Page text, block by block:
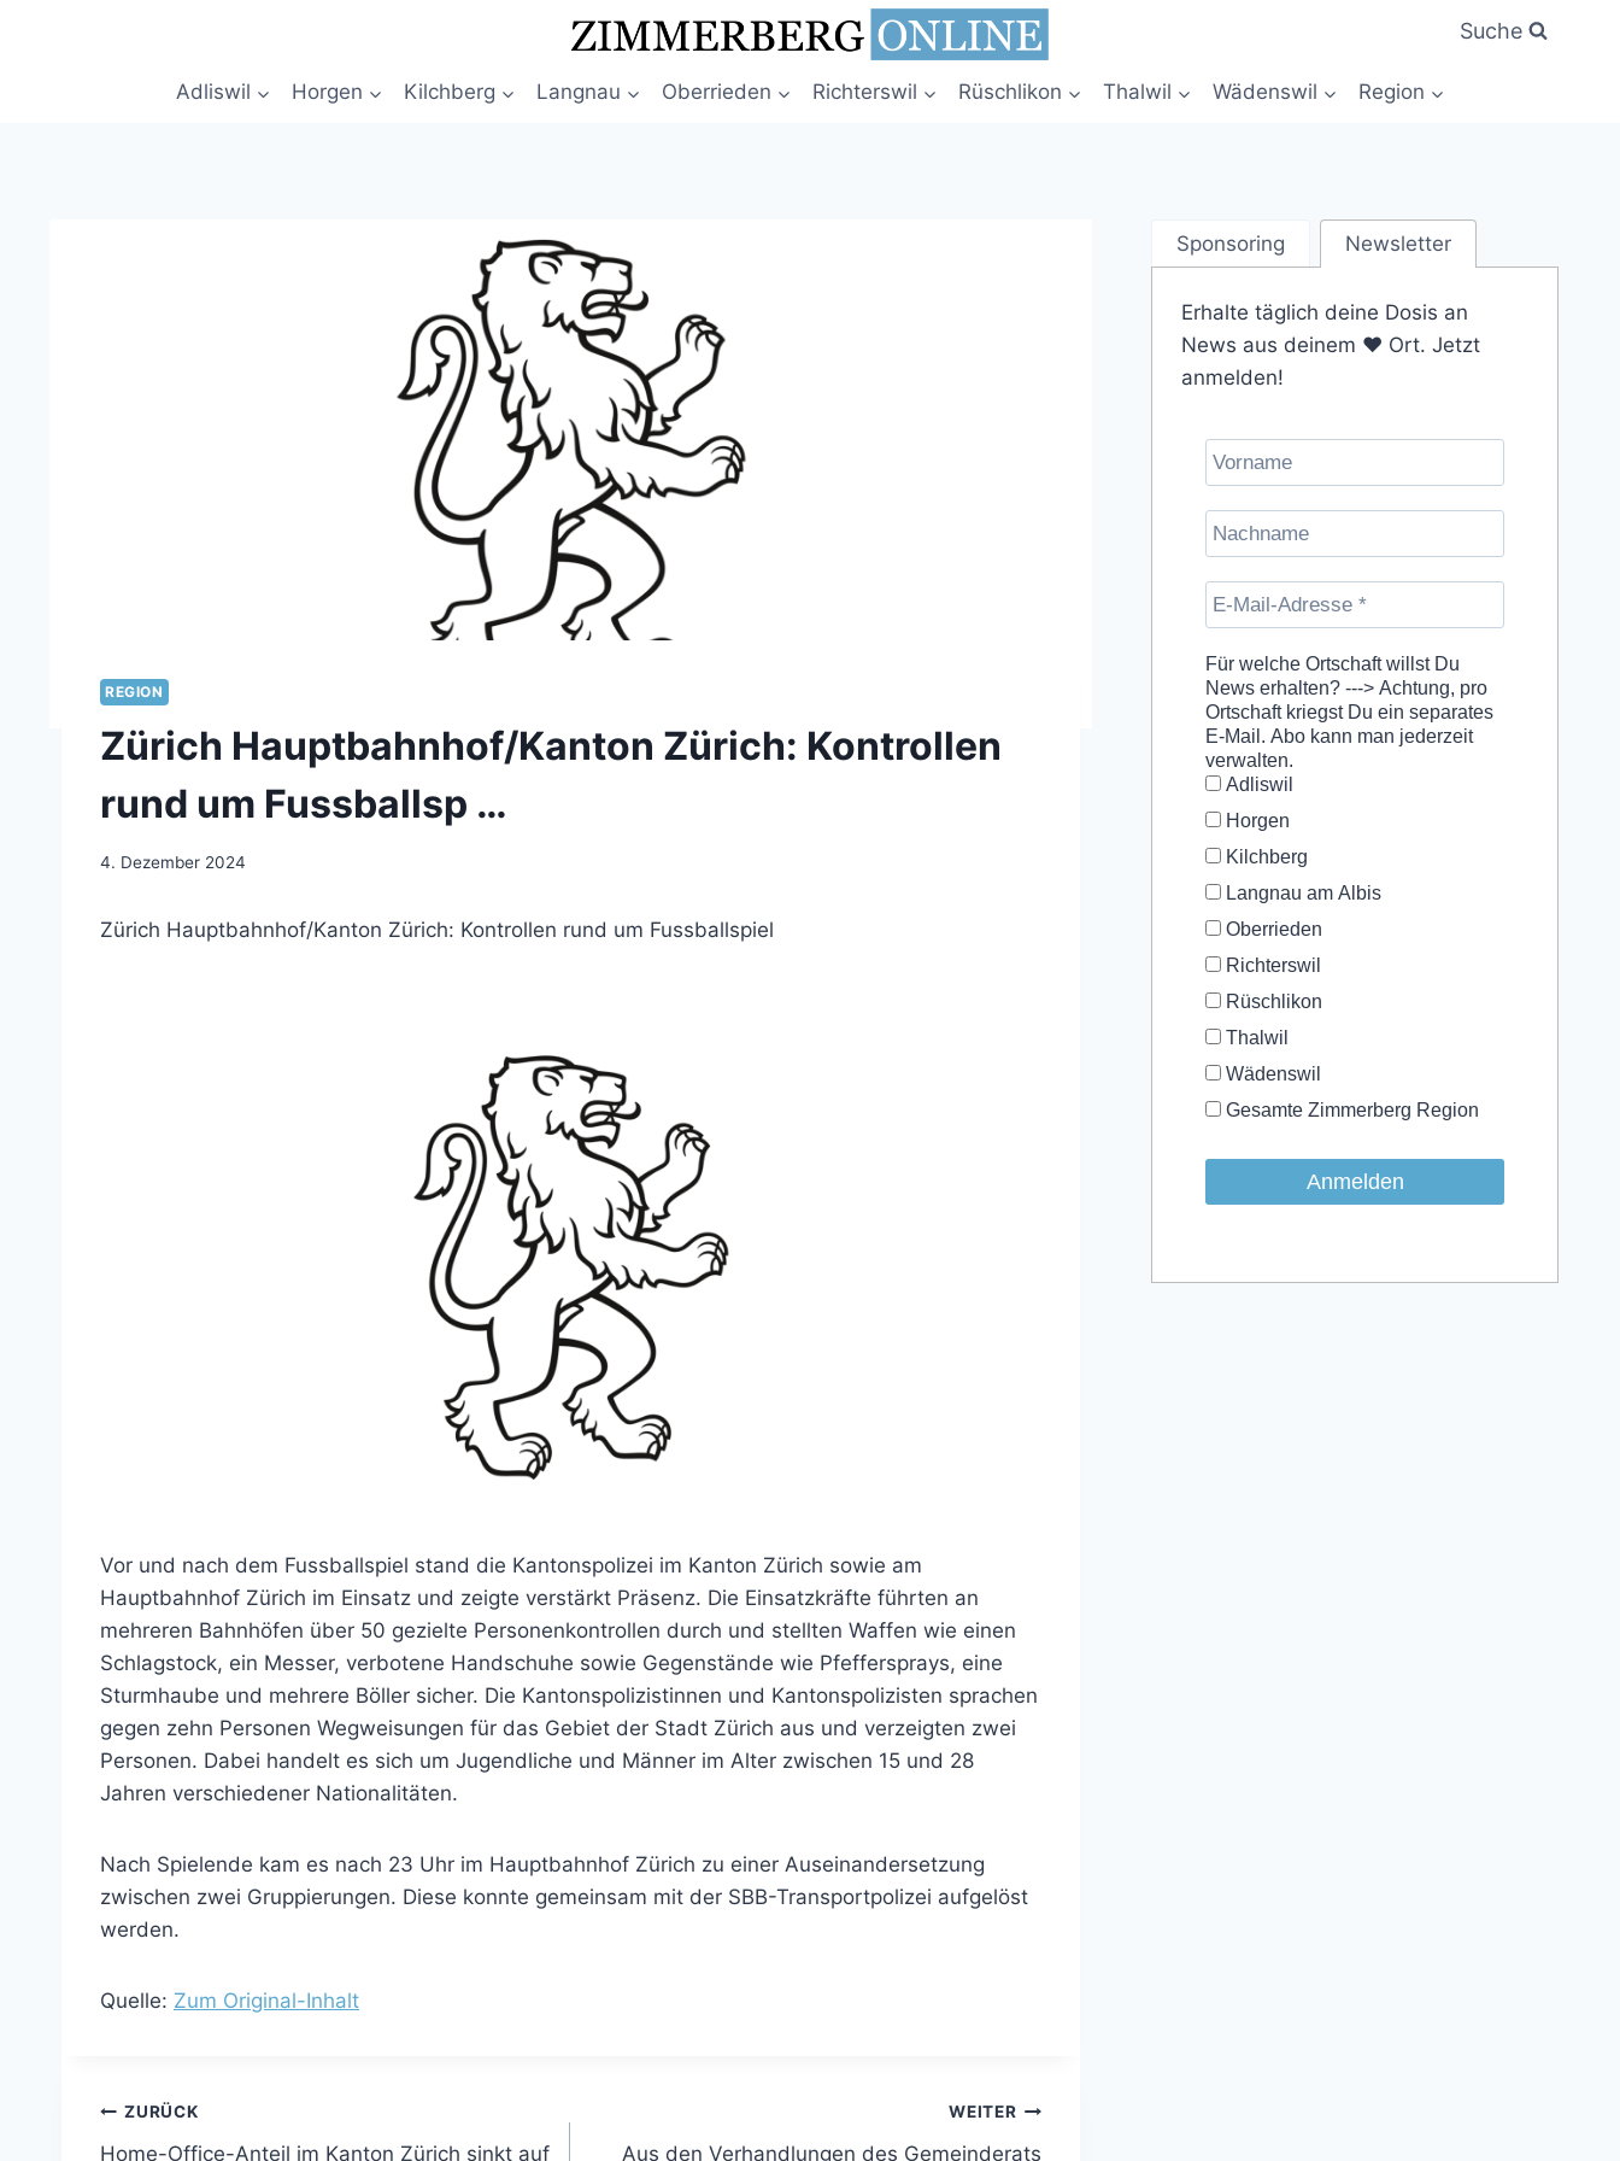
Suche
Adliswil Horgen Kilchberg Langnau Oberrieden Richterswil Rüschlikon Thalwil Wädenswil Region
REGION
Zürich Hauptbahnhof/Kanton Zürich: Kontrollen
rund um Fussballsp …
4. Dezember 2024
Zürich Hauptbahnhof/Kanton Zürich: Kontrollen rund um Fussballspiel
Vor und nach dem Fussballspiel stand die Kantonspolizei im Kanton Zürich sowie am
Hauptbahnhof Zürich im Einsatz und zeigte verstärkt Präsenz. Die Einsatzkräfte führten an
mehreren Bahnhöfen über 50 gezielte Personenkontrollen durch und stellten Waffen wie einen
Schlagstock, ein Messer, verbotene Handschuhe sowie Gegenstände wie Pfeffersprays, eine
Sturmhaube und mehrere Böller sicher. Die Kantonspolizistinnen und Kantonspolizisten sprachen
gegen zehn Personen Wegweisungen für das Gebiet der Stadt Zürich aus und verzeigten zwei
Personen. Dabei handelt es sich um Jugendliche und Männer im Alter zwischen 15 und 28
Jahren verschiedener Nationalitäten.
Nach Spielende kam es nach 23 Uhr im Hauptbahnhof Zürich zu einer Auseinandersetzung
zwischen zwei Gruppierungen. Diese konnte gemeinsam mit der SBB-Transportpolizei aufgelöst
werden.
Quelle: Zum Original-Inhalt
Beitragsnavigation
ZURÜCK
Home-Office-Anteil im Kanton Zürich sinkt auf
WEITER
Aus den Verhandlungen des Gemeinderats
Sponsoring Newsletter
Erhalte täglich deine Dosis an
News aus deinem ❤️ Ort. Jetzt
anmelden!
Für welche Ortschaft willst Du
News erhalten? ---> Achtung, pro
Ortschaft kriegst Du ein separates
E-Mail. Abo kann man jederzeit
verwalten.
Adliswil
Horgen
Kilchberg
Langnau am Albis
Oberrieden
Richterswil
Rüschlikon
Thalwil
Wädenswil
Gesamte Zimmerberg Region